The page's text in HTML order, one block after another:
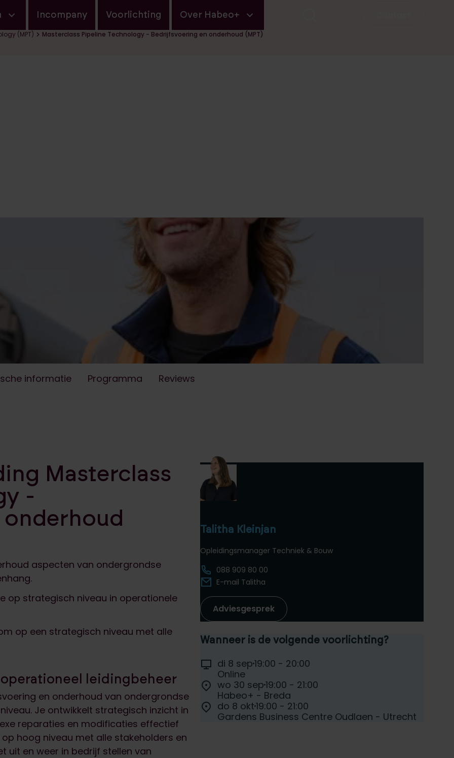
Incompany Voorlichting Over Habeo+
(MPT) Masterclass Pipeline Technology - Bedrijfsvoering en onderhoud (MPT)
Technology -
(MPT)
van Masterclass Pipeline Technology - Bedrijfsvoering en onderhoud (MPT) te gaan
en onderhoud van leidingsystemen,
Eerstvolgende startdata
informatie Programma Reviews
Masterclass
-
aspecten van ondergrondse
op strategisch niveau in operationele
op een strategisch niveau met alle
leidingbeheer
en onderhoud van ondergrondse
Je ontwikkelt strategisch inzicht in
reparaties en modificaties effectief
hoog niveau met alle stakeholders en
uit en weer in bedrijf stellen van
Talitha Kleinjan
Opleidingsmanager Techniek & Bouw
088 909 80 00
E-mail Talitha
Adviesgesprek
Wanneer is de volgende voorlichting?
Selecteer een voorlichtingsdag:
Datum:
di 8 sepTijd:
19:00 - 20:00
Locatie:
Online
Datum:
wo 30 sepTijd:
19:00 - 21:00
Locatie:
Habeo+ - Breda
Datum:
do 8 oktTijd:
19:00 - 21:00
Locatie:
Gardens Business Centre Oudlaen - Utrecht